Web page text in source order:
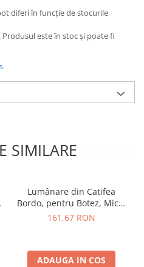
diferi în funcție de stocurile
este în stoc și poate fi
SIMILARE
Lumânare din Catifea
Bordo, pentru Botez, Micul
Print, TinTin Shop
161,67 RON
ADAUGA IN COS